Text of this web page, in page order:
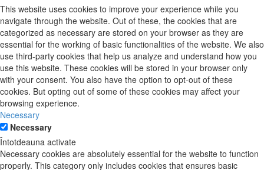
This website uses cookies to improve your experience while you
navigate through the website. Out of these, the cookies that are
categorized as necessary are stored on your browser as they are
essential for the working of basic functionalities of the website. We also
use third-party cookies that help us analyze and understand how you
use this website. These cookies will be stored in your browser only
with your consent. You also have the option to opt-out of these
cookies. But opting out of some of these cookies may affect your
browsing experience.
Necessary
Necessary
Întotdeauna activate
Necessary cookies are absolutely essential for the website to function
properly. This category only includes cookies that ensures basic